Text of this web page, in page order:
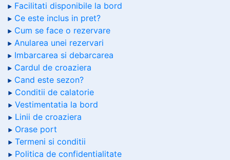
Facilitati disponibile la bord
Ce este inclus in pret?
Cum se face o rezervare
Anularea unei rezervari
Imbarcarea si debarcarea
Cardul de croaziera
Cand este sezon?
Conditii de calatorie
Vestimentatia la bord
Linii de croaziera
Orase port
Termeni si conditii
Politica de confidentialitate